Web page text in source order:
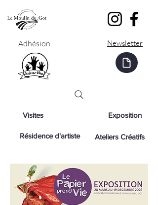
Adhésion Newsletter
Visites
Résidence d'artiste
Exposition
Ateliers Créatifs